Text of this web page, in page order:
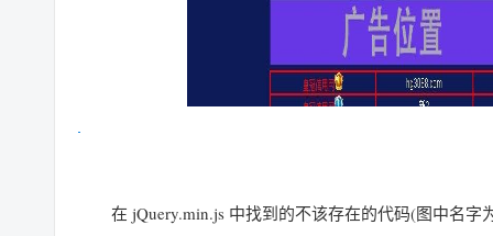
在 jQuery.min.js 中找到的不该存在的代码(图中名字